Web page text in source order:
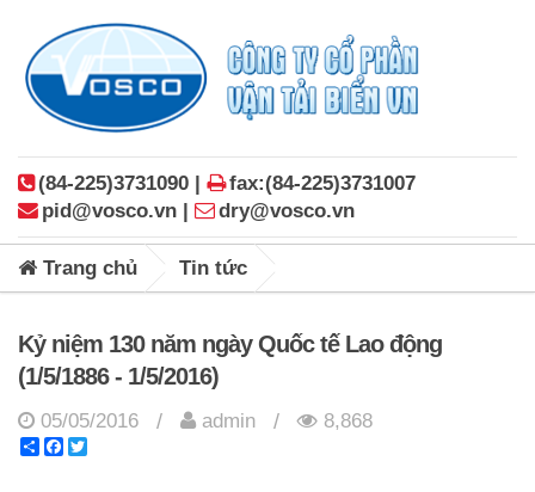
(84-225)3731090 |
fax:(84-225)3731007
pid@vosco.vn |
dry@vosco.vn
Trang chủ Tin tức
Kỷ niệm 130 năm ngày Quốc tế Lao động
(1/5/1886 - 1/5/2016)
05/05/2016 / admin /
8,868
ShareFacebook